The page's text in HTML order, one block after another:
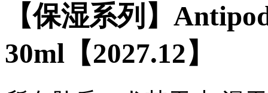
【保湿系列】
30ml【2027.12】